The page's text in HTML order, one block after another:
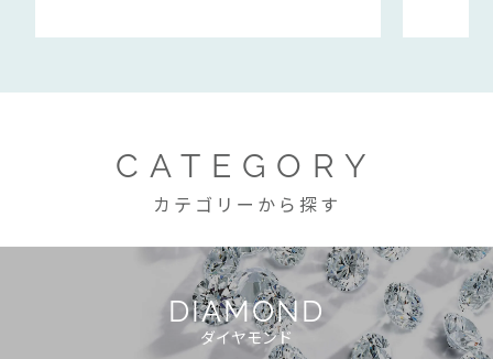
CATEGORY
カテゴリーから探す
DIAMOND
ダイヤモンド